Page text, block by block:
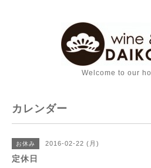
Welcome to our
カレンダー
お休み 2016-02-22 (月)
定休日